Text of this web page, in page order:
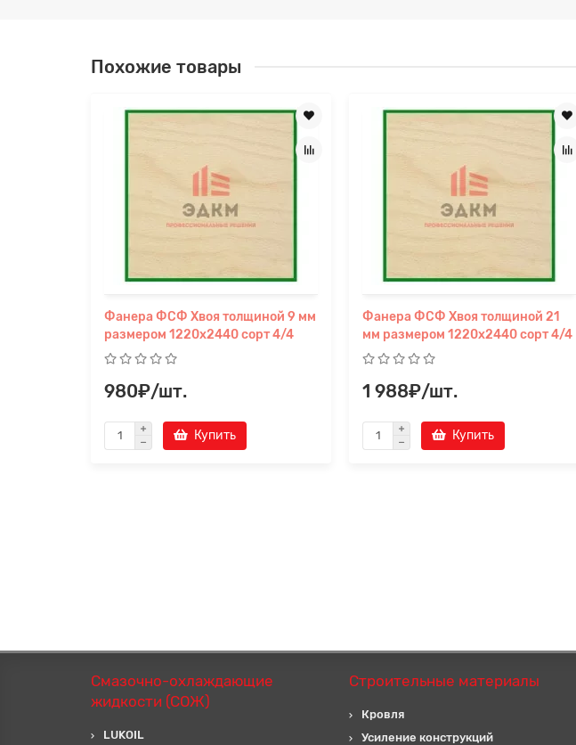
Похожие товары
Фанера ФСФ Хвоя толщиной 9 мм
размером 1220х2440 сорт 4/4
980₽/шт.
Купить
Фанера ФСФ Хвоя толщиной 21
мм размером 1220х2440 сорт 4/4
1 988₽/шт.
Купить
Смазочно-охлаждающие
жидкости (СОЖ)
LUKOIL
Строительные материалы
Кровля
Усиление конструкций